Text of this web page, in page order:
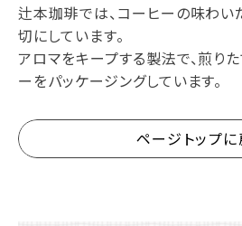
辻本珈琲では、コーヒーの味わい
切にしています。
アロマをキープする製法で、煎り
ーをパッケージングしています。
ページトップに